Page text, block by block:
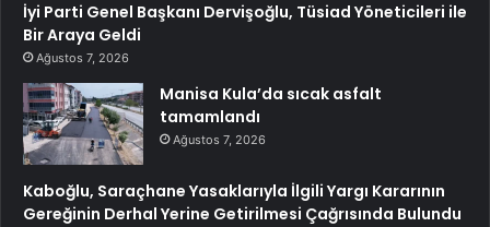
İyi Parti Genel Başkanı Dervişoğlu, Tüsiad Yöneticileri ile
Bir Araya Geldi
Ağustos 7, 2026
Manisa Kula’da sıcak asfalt
tamamlandı
Ağustos 7, 2026
Kaboğlu, Saraçhane Yasaklarıyla İlgili Yargı Kararının
Gereğinin Derhal Yerine Getirilmesi Çağrısında Bulundu